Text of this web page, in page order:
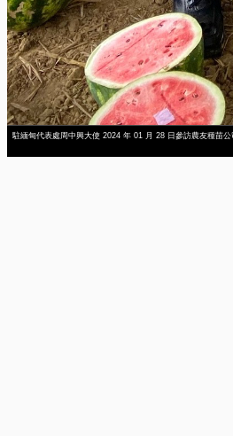
駐緬甸代表處周中興大使 2024 年 01 月 28 日參訪農友種苗公